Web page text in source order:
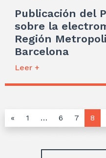
Publicación del
sobre la
Región
Barcelona
Leer +
« 1 … 6 7 8